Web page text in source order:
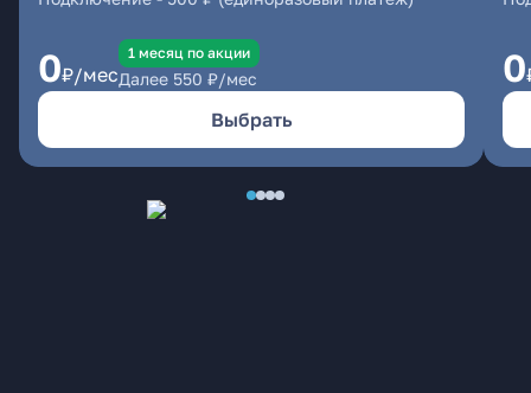
0₽/мес
1 месяц по акции
Далее 550 ₽/мес
Выбрать
0